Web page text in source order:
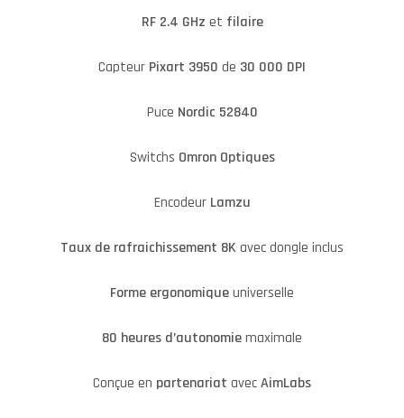
RF 2.4 GHz et filaire
Capteur Pixart 3950 de 30 000 DPI
Puce Nordic 52840
Switchs Omron Optiques
Encodeur Lamzu
Taux de rafraichissement 8Kavec dongle inclus
Forme ergonomiqueuniverselle
80 heures d’autonomiemaximale
Conçue en partenariat avecAimLabs